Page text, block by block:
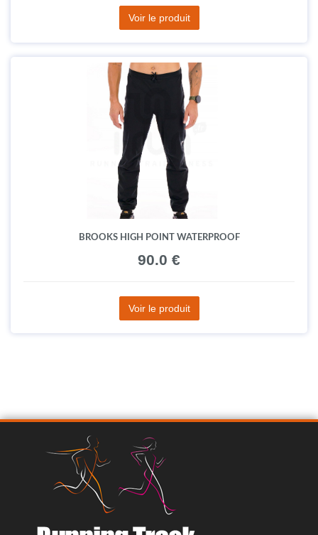
Voir le produit
BROOKS HIGH POINT WATERPROOF
90.0 €
Voir le produit